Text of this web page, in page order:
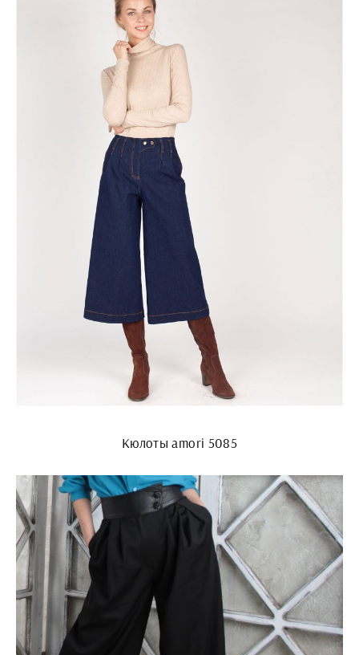
Кюлоты amori 5085